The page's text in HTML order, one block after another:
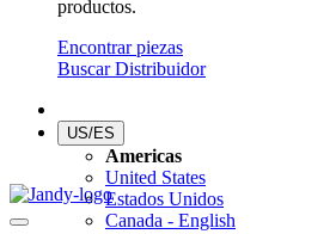
productos.
Encontrar piezas
Buscar Distribuidor
US/ES
Americas
United States
Estados Unidos
Canada - English